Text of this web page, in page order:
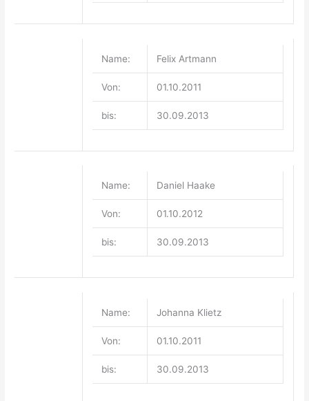
Name: Felix Artmann
Von: 01.10.2011
bis: 30.09.2013
Name: Daniel Haake
Von: 01.10.2012
bis: 30.09.2013
Name: Johanna Klietz
Von: 01.10.2011
bis: 30.09.2013